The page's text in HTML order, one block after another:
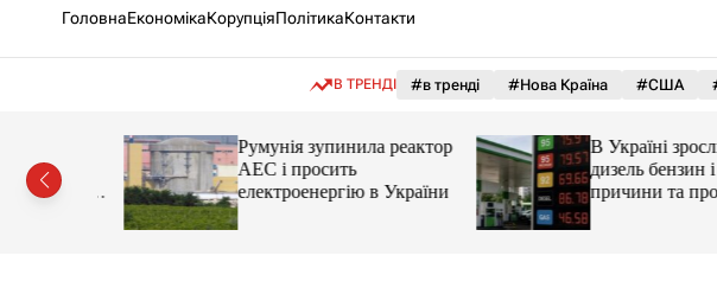
ГоловнаЕкономікаКорупціяПолітикаКонтакти
В ТРЕНДІ #в тренді #Нова Країна #США
цін і
Румунія зупинила реактор
АЕС і просить
електроенергію в України
В Україні зросли
дизель бензин і
причини та